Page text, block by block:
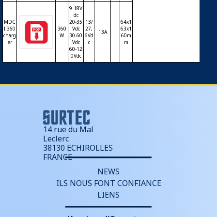
MDC
I 360
charg
er
360
W
9-18V
dc
20-35
Vdc
30-60
Vdc
60-12
0Vdc
13/
27,
6Vd
c
13A
64x1
63x1
60m
m
14 rue du Mal
Leclerc
38130 ECHIROLLES
FRANCE
NEWS
ILS NOUS FONT CONFIANCE
LIENS